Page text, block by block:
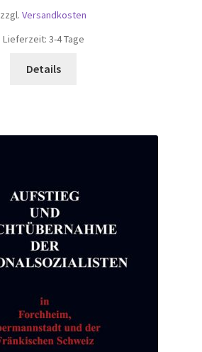
zzgl. Versandkosten
Lieferzeit: 3-4 Tage
Details